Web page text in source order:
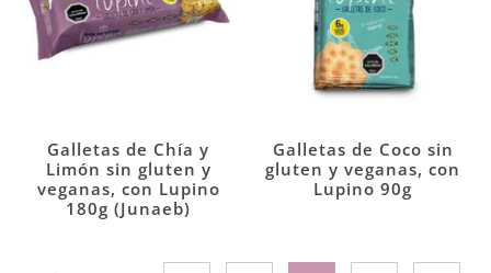
Galletas de Chía y
Limón sin gluten y
veganas, con Lupino
180g (Junaeb)
Galletas de Coco sin
gluten y veganas, con
Lupino 90g